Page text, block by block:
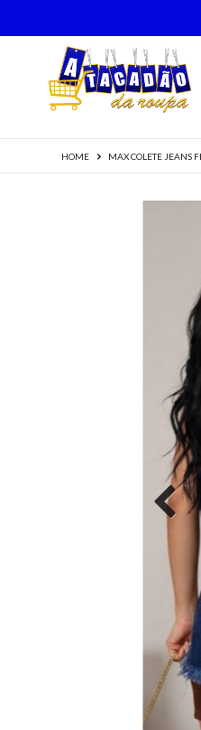
HOME MAX COLETE JEANS